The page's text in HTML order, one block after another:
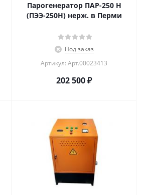
Парогенератор ПАР-250 Н
(ПЭЭ-250Н) нерж. в Перми
Под заказ
Артикул: Арт.00023413
202 500₽